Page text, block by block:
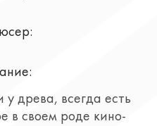
у древа, всегда есть
в своем роде кино-